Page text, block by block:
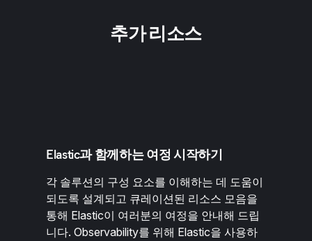
추가 리소스
Elastic과 함께하는 여정 시작하기
각 솔루션의 구성 요소를 이해하는 데 도움이
되도록 설계되고 큐레이션된 리소스 모음을
통해 Elastic이 여러분의 여정을 안내해 드립
니다. Observability를 위해 Elastic을 사용하